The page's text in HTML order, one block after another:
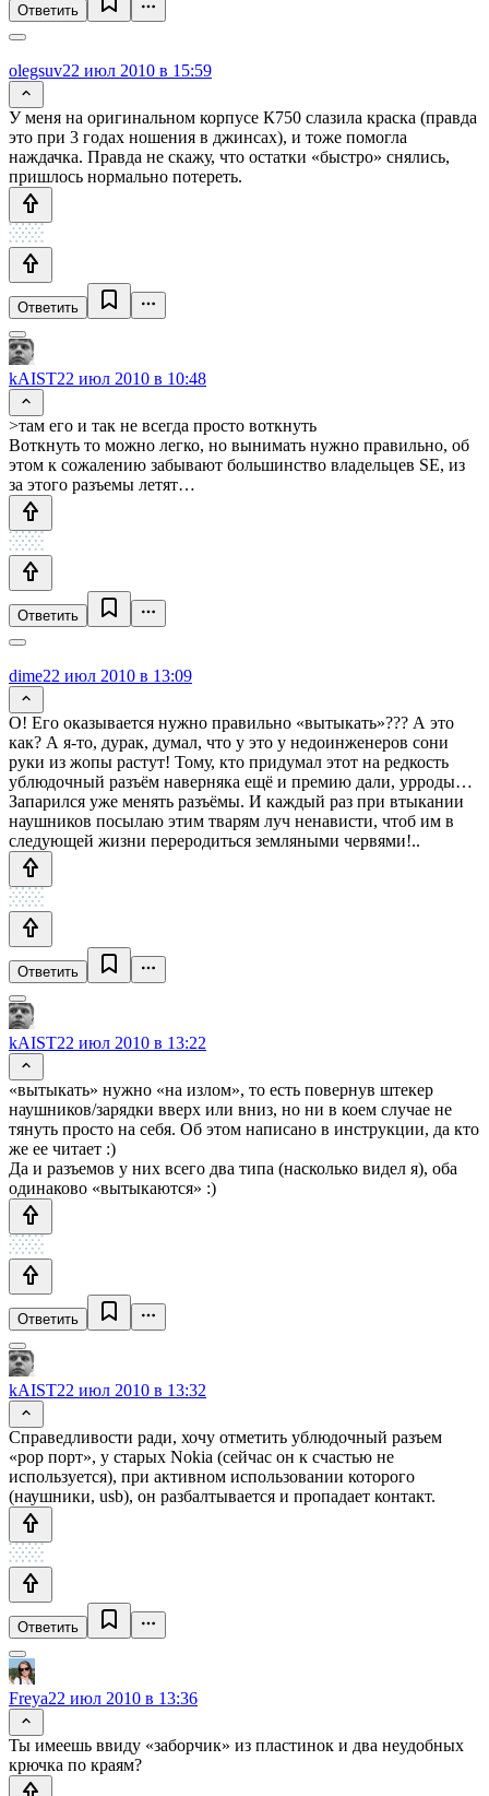
Ответить
olegsuv22 июл 2010 в 15:59
У меня на оригинальном корпусе К750 слазила краска (правда
это при 3 годах ношения в джинсах), и тоже помогла
наждачка. Правда не скажу, что остатки «быстро» снялись,
пришлось нормально потереть.
Ответить
kAIST22 июл 2010 в 10:48
>там его и так не всегда просто воткнуть
Воткнуть то можно легко, но вынимать нужно правильно, об
этом к сожалению забывают большинство владельцев SE, из
за этого разъемы летят…
Ответить
dime22 июл 2010 в 13:09
О! Его оказывается нужно правильно «вытыкать»??? А это
как? А я-то, дурак, думал, что у это у недоинженеров сони
руки из жопы растут! Тому, кто придумал этот на редкость
ублюдочный разъём наверняка ещё и премию дали, урроды…
Запарился уже менять разъёмы. И каждый раз при втыкании
наушников посылаю этим тварям луч ненависти, чтоб им в
следующей жизни переродиться земляными червями!..
Ответить
kAIST22 июл 2010 в 13:22
«вытыкать» нужно «на излом», то есть повернув штекер
наушников/зарядки вверх или вниз, но ни в коем случае не
тянуть просто на себя. Об этом написано в инструкции, да кто
же ее читает :)
Да и разъемов у них всего два типа (насколько видел я), оба
одинаково «вытыкаются» :)
Ответить
kAIST22 июл 2010 в 13:32
Справедливости ради, хочу отметить ублюдочный разъем
«pop порт», у старых Nokia (сейчас он к счастью не
используется), при активном использовании которого
(наушники, usb), он разбалтывается и пропадает контакт.
Ответить
Freya22 июл 2010 в 13:36
Ты имеешь ввиду «заборчик» из пластинок и два неудобных
крючка по краям?